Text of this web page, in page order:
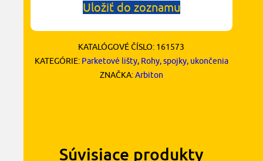
Uložiť do zoznamu
KATALÓGOVÉ ČÍSLO: 161573
KATEGÓRIE: Parketové lišty, Rohy, spojky, ukončenia
ZNAČKA:Arbiton
Súvisiace produkty